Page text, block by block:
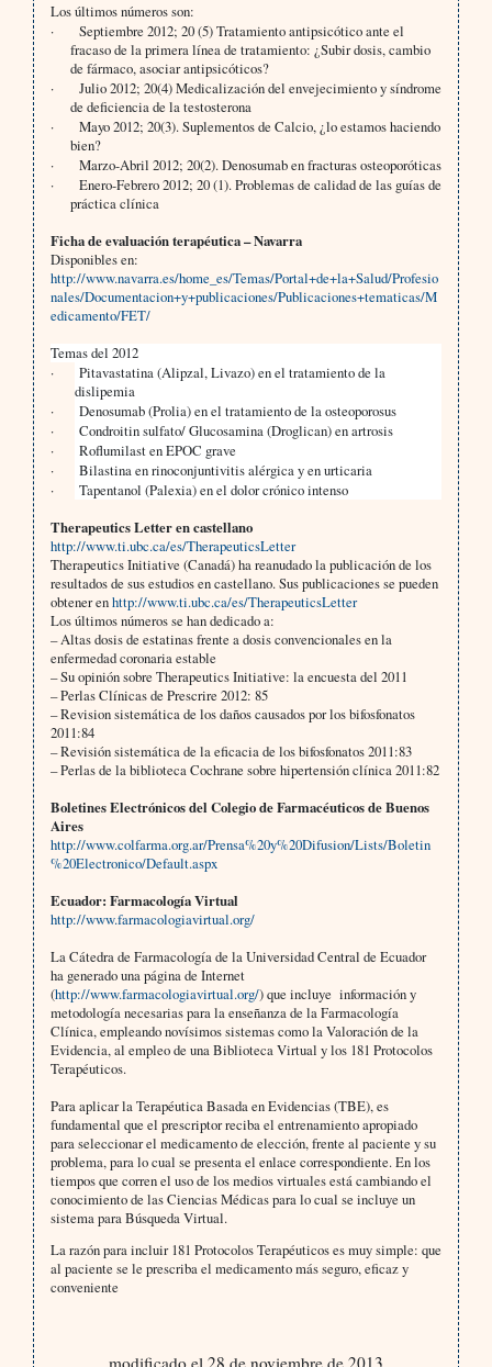
Los últimos números son:
·
Septiembre 2012; 20 (5) Tratamiento antipsicótico ante el
fracaso de la primera línea de tratamiento: ¿Subir dosis, cambio
de fármaco, asociar antipsicóticos?
·
Julio 2012; 20(4) Medicalización del envejecimiento y síndrome
de deficiencia de la testosterona
·
Mayo 2012; 20(3). Suplementos de Calcio, ¿lo estamos haciendo
bien?
·
Marzo-Abril 2012; 20(2). Denosumab en fracturas osteoporóticas
·
Enero-Febrero 2012; 20 (1). Problemas de calidad de las guías de
práctica clínica
Ficha de evaluación terapéutica – Navarra
Disponibles en:
http://www.navarra.es/home_es/Temas/Portal+de+la+Salud/Profesio
nales/Documentacion+y+publicaciones/Publicaciones+tematicas/M
edicamento/FET/
Temas del 2012
·
Pitavastatina (Alipzal, Livazo) en el tratamiento de la
dislipemia
·
Denosumab (Prolia) en el tratamiento de la osteoporosus
·
Condroitin sulfato/ Glucosamina (Droglican) en artrosis
·
Roflumilast en EPOC grave
·
Bilastina en rinoconjuntivitis alérgica y en urticaria
·
Tapentanol (Palexia) en el dolor crónico intenso
Therapeutics Letter en castellano
http://www.ti.ubc.ca/es/TherapeuticsLetter
Therapeutics Initiative (Canadá) ha reanudado la publicación de los
resultados de sus estudios en castellano. Sus publicaciones se pueden
obtener enhttp://www.ti.ubc.ca/es/TherapeuticsLetter
Los últimos números se han dedicado a:
– Altas dosis de estatinas frente a dosis convencionales en la
enfermedad coronaria estable
– Su opinión sobre Therapeutics Initiative: la encuesta del 2011
– Perlas Clínicas de Prescrire 2012: 85
– Revision sistemática de los daños causados por los bifosfonatos
2011:84
– Revisión sistemática de la eficacia de los bifosfonatos 2011:83
– Perlas de la biblioteca Cochrane sobre hipertensión clínica 2011:82
Boletines Electrónicos del Colegio de Farmacéuticos de Buenos
Aires
http://www.colfarma.org.ar/Prensa%20y%20Difusion/Lists/Boletin
%20Electronico/Default.aspx
Ecuador: Farmacología Virtual
http://www.farmacologiavirtual.org/
La Cátedra de Farmacología de la Universidad Central de Ecuador
ha generado una página de Internet
(http://www.farmacologiavirtual.org/) que incluye información y
metodología necesarias para la enseñanza de la Farmacología
Clínica, empleando novísimos sistemas como la Valoración de la
Evidencia, al empleo de una Biblioteca Virtual y los 181 Protocolos
Terapéuticos.
Para aplicar la Terapéutica Basada en Evidencias (TBE), es
fundamental que el prescriptor reciba el entrenamiento apropiado
para seleccionar el medicamento de elección, frente al paciente y su
problema, para lo cual se presenta el enlace correspondiente. En los
tiempos que corren el uso de los medios virtuales está cambiando el
conocimiento de las Ciencias Médicas para lo cual se incluye un
sistema para Búsqueda Virtual.
La razón para incluir 181 Protocolos Terapéuticos es muy simple: que
al paciente se le prescriba el medicamento más seguro, eficaz y
conveniente